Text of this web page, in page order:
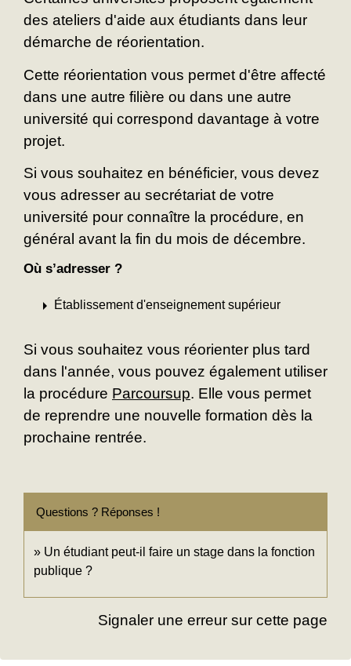
des ateliers d'aide aux étudiants dans leur
démarche de réorientation.
Cette réorientation vous permet d'être affecté
dans une autre filière ou dans une autre
université qui correspond davantage à votre
projet.
Si vous souhaitez en bénéficier, vous devez
vous adresser au secrétariat de votre
université pour connaître la procédure, en
général avant la fin du mois de décembre.
Où s’adresser ?
arrow_right Établissement d'enseignement supérieur
Si vous souhaitez vous réorienter plus tard
dans l'année, vous pouvez également utiliser
la procédure Parcoursup. Elle vous permet
de reprendre une nouvelle formation dès la
prochaine rentrée.
Questions ? Réponses !
Un étudiant peut-il faire un stage dans la fonction
publique ?
Signaler une erreur sur cette page